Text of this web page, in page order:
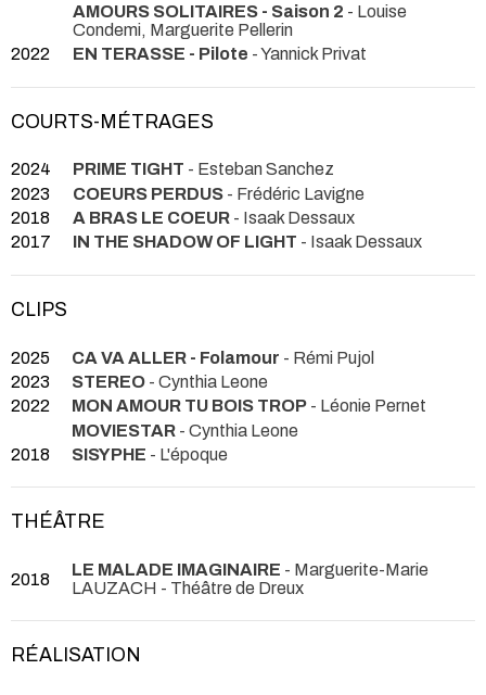
AMOURS SOLITAIRES - Saison 2 - Louise
Condemi, Marguerite Pellerin
2022
EN TERASSE - Pilote - Yannick Privat
COURTS-MÉTRAGES
2024 PRIME TIGHT - Esteban Sanchez
2023
COEURS PERDUS - Frédéric Lavigne
2018
A BRAS LE COEUR - Isaak Dessaux
2017
IN THE SHADOW OF LIGHT - Isaak Dessaux
CLIPS
2025 CA VA ALLER - Folamour - Rémi Pujol
2023
STEREO - Cynthia Leone
2022
MON AMOUR TU BOIS TROP - Léonie Pernet
MOVIESTAR - Cynthia Leone
2018
SISYPHE - L'époque
THÉÂTRE
2018 LE MALADE IMAGINAIRE - Marguerite-Marie
LAUZACH - Théâtre de Dreux
RÉALISATION